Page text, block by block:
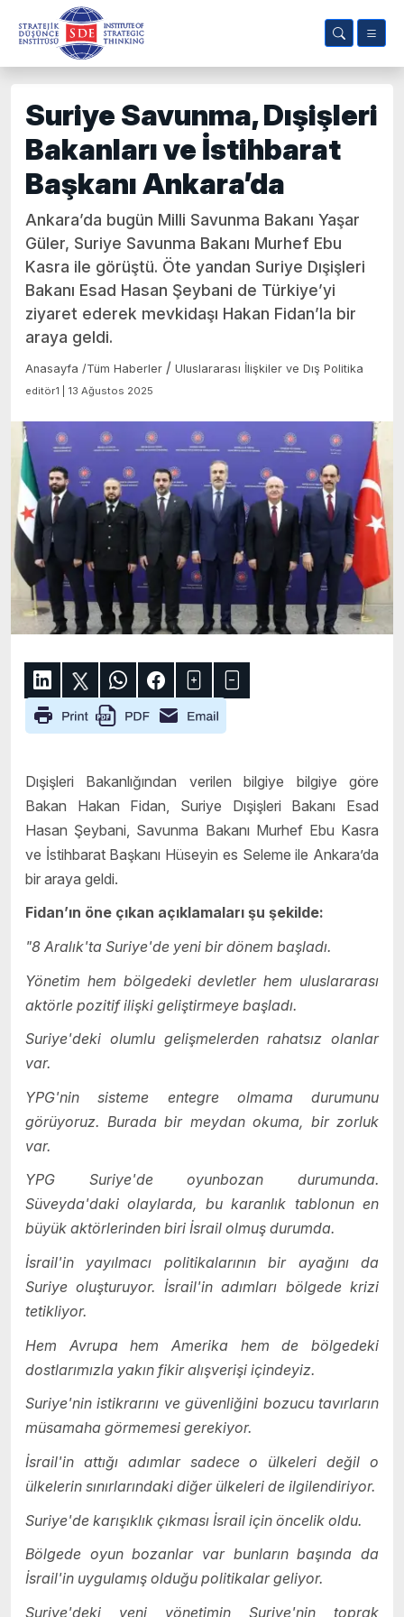
Suriye Savunma, Dışişleri
Bakanları ve İstihbarat
Başkanı Ankara’da
Ankara’da bugün Milli Savunma Bakanı Yaşar
Güler, Suriye Savunma Bakanı Murhef Ebu
Kasra ile görüştü. Öte yandan Suriye Dışişleri
Bakanı Esad Hasan Şeybani de Türkiye’yi
ziyaret ederek mevkidaşı Hakan Fidan’la bir
araya geldi.
Anasayfa /Tüm Haberler / Uluslararası İlişkiler ve Dış Politika
editör1 | 13 Ağustos 2025
Dışişleri Bakanlığından verilen bilgiye bilgiye göre
Bakan Hakan Fidan, Suriye Dışişleri Bakanı Esad
Hasan Şeybani, Savunma Bakanı Murhef Ebu Kasra
ve İstihbarat Başkanı Hüseyin es Seleme ile Ankara’da
bir araya geldi.
Fidan’ın öne çıkan açıklamaları şu şekilde:
"8 Aralık'ta Suriye'de yeni bir dönem başladı.
Yönetim hem bölgedeki devletler hem uluslararası
aktörle pozitif ilişki geliştirmeye başladı.
Suriye'deki olumlu gelişmelerden rahatsız olanlar
var.
YPG'nin sisteme entegre olmama durumunu
görüyoruz. Burada bir meydan okuma, bir zorluk
var.
YPG Suriye'de oyunbozan durumunda.
Süveyda'daki olaylarda, bu karanlık tablonun en
büyük aktörlerinden biri İsrail olmuş durumda.
İsrail'in yayılmacı politikalarının bir ayağını da
Suriye oluşturuyor. İsrail'in adımları bölgede krizi
tetikliyor.
Hem Avrupa hem Amerika hem de bölgedeki
dostlarımızla yakın fikir alışverişi içindeyiz.
Suriye'nin istikrarını ve güvenliğini bozucu tavırların
müsamaha görmemesi gerekiyor.
İsrail'in attığı adımlar sadece o ülkeleri değil o
ülkelerin sınırlarındaki diğer ülkeleri de ilgilendiriyor.
Suriye'de karışıklık çıkması İsrail için öncelik oldu.
Bölgede oyun bozanlar var bunların başında da
İsrail'in uygulamış olduğu politikalar geliyor.
Suriye'deki yeni yönetimin Suriye'nin toprak